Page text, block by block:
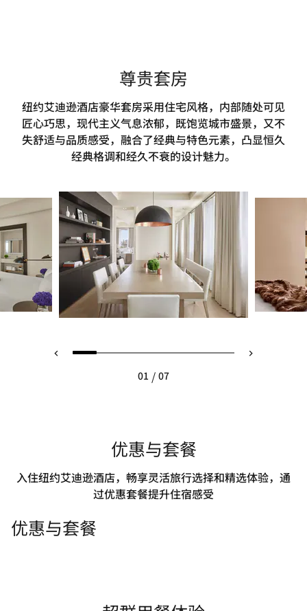
尊贵套房
纽约艾迪逊酒店豪华套房采用住宅风格，内部随处可见
匠心巧思，现代主义气息浓郁，既饱览城市盛景，又不
失舒适与品质感受，融合了经典与特色元素，凸显恒久
经典格调和经久不衰的设计魅力。
01 / 07
优惠与套餐
入住纽约艾迪逊酒店，畅享灵活旅行选择和精选体验，通
过优惠套餐提升住宿感受
优惠与套餐